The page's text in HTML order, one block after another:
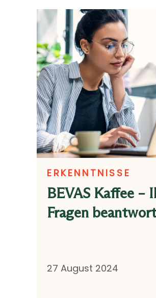
ERKENNTNISSE
BEVAS Kaffee –
Fragen
27 August 2024